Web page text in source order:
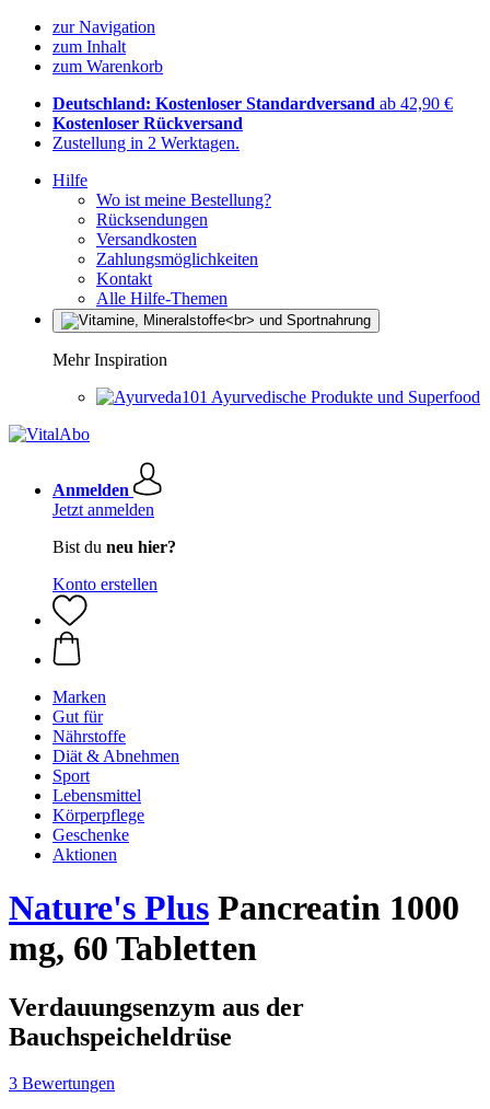
zur Navigation
zum Inhalt
zum Warenkorb
Deutschland: Kostenloser Standardversand ab 42,90 €
Kostenloser Rückversand
Zustellung in 2 Werktagen.
Hilfe
Wo ist meine Bestellung?
Rücksendungen
Versandkosten
Zahlungsmöglichkeiten
Kontakt
Alle Hilfe-Themen
Mehr Inspiration
Ayurvedische Produkte und Superfood
Anmelden
Jetzt anmelden
Bist du neu hier?
Konto erstellen
Marken
Gut für
Nährstoffe
Diät & Abnehmen
Sport
Lebensmittel
Körperpflege
Geschenke
Aktionen
Nature's Plus Pancreatin 1000
mg, 60 Tabletten
Verdauungsenzym aus der
Bauchspeicheldrüse
3 Bewertungen